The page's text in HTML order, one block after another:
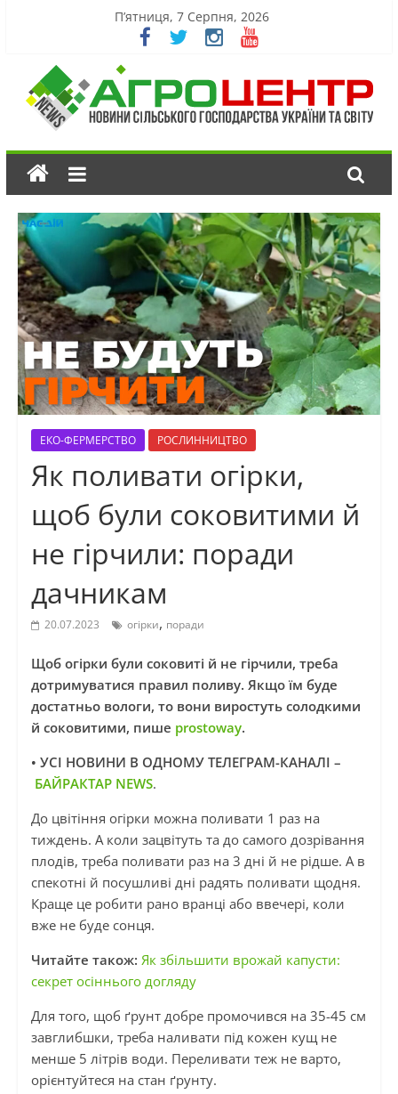
П’ятниця, 7 Серпня, 2026
ЕКО-ФЕРМЕРСТВО РОСЛИННИЦТВО
Як поливати огірки,
щоб були соковитими й
не гірчили: поради
дачникам
20.07.2023 огірки, поради
Щоб огірки були соковиті й не гірчили, треба
дотримуватися правил поливу. Якщо їм буде
достатньо вологи, то вони виростуть солодкими
й соковитими, пише prostoway.
• УСІ НОВИНИ В ОДНОМУ ТЕЛЕГРАМ-КАНАЛІ –
БАЙРАКТАР NEWS.
До цвітіння огірки можна поливати 1 раз на
тиждень. А коли зацвітуть та до самого дозрівання
плодів, треба поливати раз на 3 дні й не рідше. А в
спекотні й посушливі дні радять поливати щодня.
Краще це робити рано вранці або ввечері, коли
вже не буде сонця.
Читайте також: Як збільшити врожай капусти:
секрет осіннього догляду
Для того, щоб ґрунт добре промочився на 35-45 см
завглибшки, треба наливати під кожен кущ не
менше 5 літрів води. Переливати теж не варто,
орієнтуйтеся на стан ґрунту.